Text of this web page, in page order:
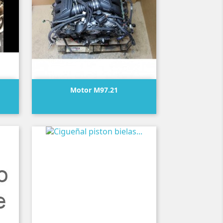
Motor M97.21
 Vista rápida